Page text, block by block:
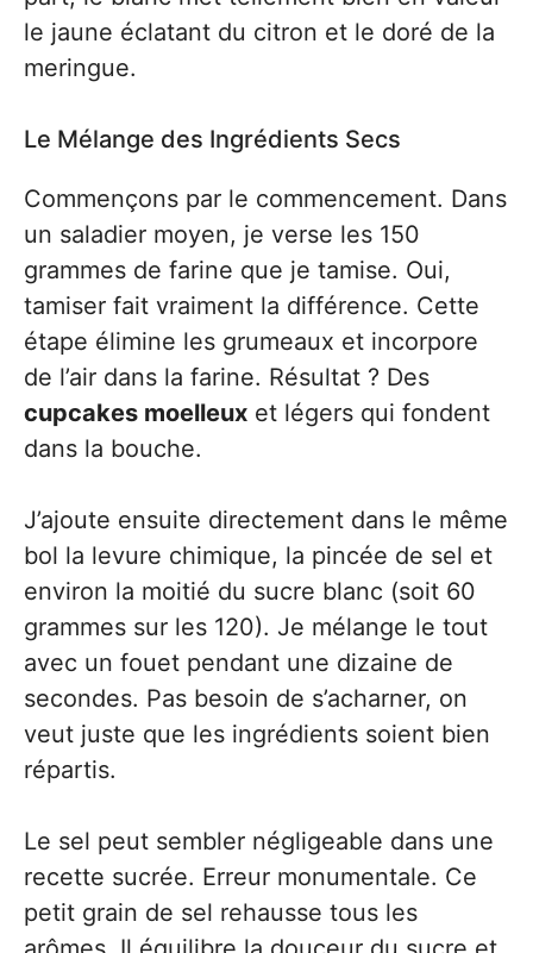
le jaune éclatant du citron et le doré de la
meringue.
Le Mélange des Ingrédients Secs
Commençons par le commencement. Dans
un saladier moyen, je verse les 150
grammes de farine que je tamise. Oui,
tamiser fait vraiment la différence. Cette
étape élimine les grumeaux et incorpore
de l’air dans la farine. Résultat ? Des
cupcakes moelleux et légers qui fondent
dans la bouche.
J’ajoute ensuite directement dans le même
bol la levure chimique, la pincée de sel et
environ la moitié du sucre blanc (soit 60
grammes sur les 120). Je mélange le tout
avec un fouet pendant une dizaine de
secondes. Pas besoin de s’acharner, on
veut juste que les ingrédients soient bien
répartis.
Le sel peut sembler négligeable dans une
recette sucrée. Erreur monumentale. Ce
petit grain de sel rehausse tous les